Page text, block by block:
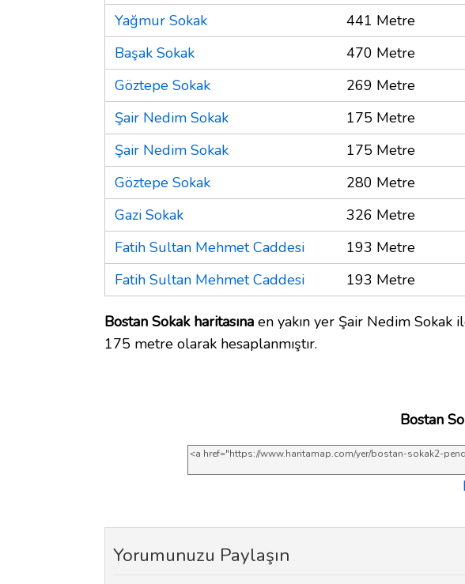
Yağmur Sokak
441 Metre
Başak Sokak
470 Metre
Göztepe Sokak
269 Metre
Şair Nedim Sokak
175 Metre
Şair Nedim Sokak
175 Metre
Göztepe Sokak
280 Metre
Gazi Sokak
326 Metre
Fatih Sultan Mehmet Caddesi
193 Metre
Fatih Sultan Mehmet Caddesi
193 Metre
Bostan Sokak haritasına en yakın yer Şair Nedim Sokak
175 metre olarak hesaplanmıştır.
Bostan
Yorumunuzu Paylaşın